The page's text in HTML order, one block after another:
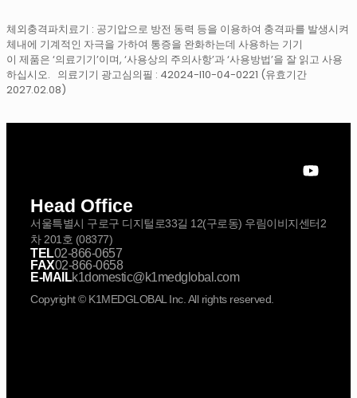
체외충격파치료기 : 공기압으로 방전 동력 등을 이용하여 충격파를 발생시켜
체내에 기계적인 자극을 가하여 통증을 완화하는데 사용하는 기기
이 제품은 ‘의료기기’이며, ‘사용상의 주의사항’과 ‘사용방법’을 잘 읽고 사용
하십시오. 의료기기 광고심의필 : 42024-I10-04-0221 (유효기간
2027.02.08)
Head Office
서울특별시 구로구 디지털로33길 12(구로동) 우림이비지센터2
차 201호 (08377)
TEL02-866-0657
FAX02-866-0658
E-MAILk1domestic@k1medglobal.com
Copyright © K1MEDGLOBAL Inc. All rights reserved.